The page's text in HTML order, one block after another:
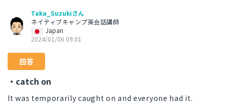
Taka_Suzukiさん
ネイティブキャンプ英会話講師
Japan
2024/01/06 09:01
回答
・catch on
It was temporarily caught on and everyone had it.